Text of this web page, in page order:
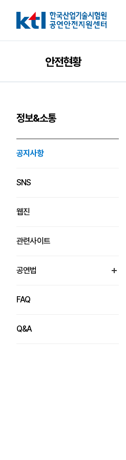
안전현황
정보&소통
공지사항
SNS
웹진
관련사이트
공연법
FAQ
Q&A